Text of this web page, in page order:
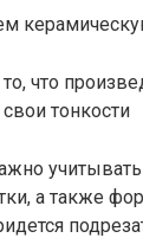
что
тонкости
а также